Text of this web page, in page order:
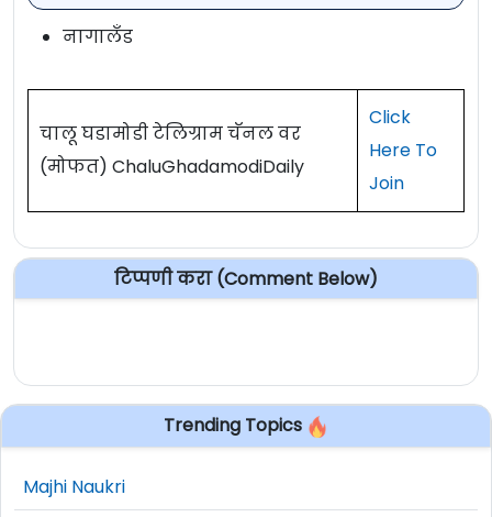
नागालँड
चालू घडामोडी टेलिग्राम चॅनल वर
(मोफत) ChaluGhadamodiDaily
Click
Here To
Join
टिप्पणी करा (Comment Below)
Trending Topics
Majhi Naukri